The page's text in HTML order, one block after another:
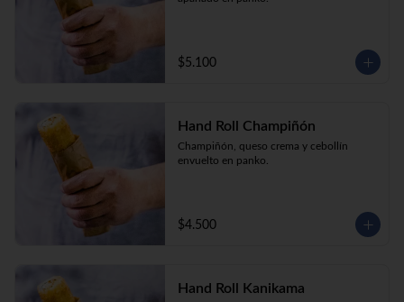
$5.100
Hand Roll Champiñón
Champiñón, queso crema y cebollín
envuelto en panko.
$4.500
Hand Roll Kanikama